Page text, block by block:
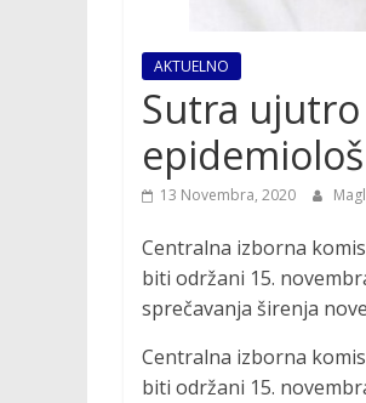
AKTUELNO
Sutra
13 Novembra, 2020
Centralna izborna
biti održani 15.
sprečavanja širenja
Centralna izborna
biti održani 15.